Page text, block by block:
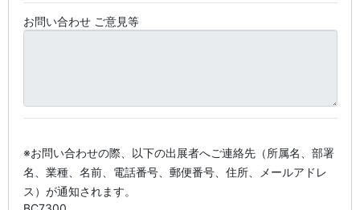
お問い合わせ ご意見等
※お問い合わせの際、以下の出展者へご連絡先（所属名、部署
名、業種、名前、電話番号、郵便番号、住所、メールアドレ
ス）が通知されます。